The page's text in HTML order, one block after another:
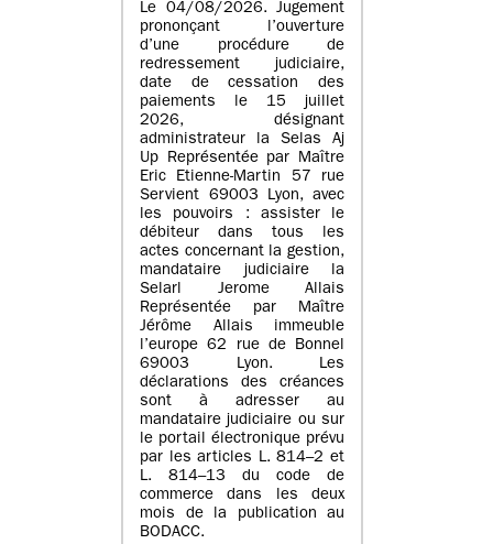
Le 04/08/2026. Jugement
prononçant l’ouverture
d’une procédure de
redressement judiciaire,
date de cessation des
paiements le 15 juillet
2026, désignant
administrateur la Selas Aj
Up Représentée par Maître
Eric Etienne-Martin 57 rue
Servient 69003 Lyon, avec
les pouvoirs : assister le
débiteur dans tous les
actes concernant la gestion,
mandataire judiciaire la
Selarl Jerome Allais
Représentée par Maître
Jérôme Allais immeuble
l’europe 62 rue de Bonnel
69003 Lyon. Les
déclarations des créances
sont à adresser au
mandataire judiciaire ou sur
le portail électronique prévu
par les articles L. 814–2 et
L. 814–13 du code de
commerce dans les deux
mois de la publication au
BODACC.